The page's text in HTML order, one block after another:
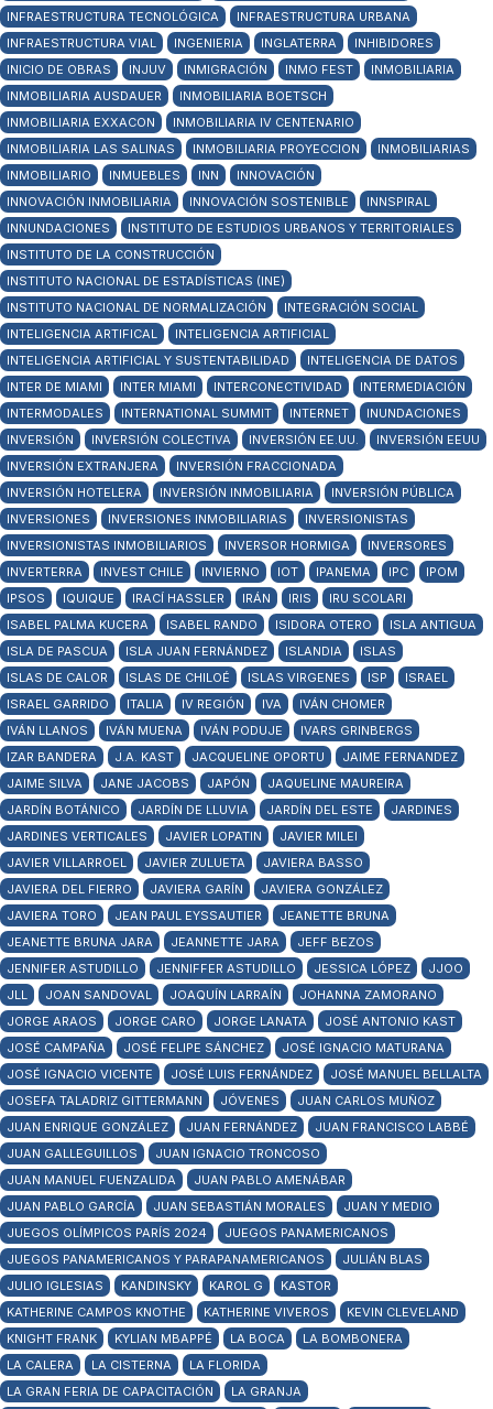
INFRAESTRUCTURA TECNOLÓGICA
INFRAESTRUCTURA URBANA
INFRAESTRUCTURA VIAL
INGENIERIA INGLATERRA
INHIBIDORES
INICIO DE OBRAS
INJUV INMIGRACIÓN INMO FEST
INMOBILIARIA
INMOBILIARIA AUSDAUER
INMOBILIARIA BOETSCH
INMOBILIARIA EXXACON
INMOBILIARIA IV CENTENARIO
INMOBILIARIA LAS SALINAS
INMOBILIARIA PROYECCION
INMOBILIARIAS
INMOBILIARIO
INMUEBLES INN
INNOVACIÓN
INNOVACIÓN INMOBILIARIA
INNOVACIÓN SOSTENIBLE
INNSPIRAL
INNUNDACIONES
INSTITUTO DE ESTUDIOS URBANOS Y TERRITORIALES
INSTITUTO DE LA CONSTRUCCIÓN
INSTITUTO NACIONAL DE ESTADÍSTICAS (INE)
INSTITUTO NACIONAL DE NORMALIZACIÓN
INTEGRACIÓN SOCIAL
INTELIGENCIA ARTIFICAL
INTELIGENCIA ARTIFICIAL
INTELIGENCIA ARTIFICIAL Y SUSTENTABILIDAD
INTELIGENCIA DE DATOS
INTER DE MIAMI
INTER MIAMI INTERCONECTIVIDAD
INTERMEDIACIÓN
INTERMODALES
INTERNATIONAL SUMMIT INTERNET
INUNDACIONES
INVERSIÓN
INVERSIÓN COLECTIVA INVERSIÓN EE.UU.
INVERSIÓN EEUU
INVERSIÓN EXTRANJERA
INVERSIÓN FRACCIONADA
INVERSIÓN HOTELERA
INVERSIÓN INMOBILIARIA
INVERSIÓN PÚBLICA
INVERSIONES
INVERSIONES INMOBILIARIAS
INVERSIONISTAS
INVERSIONISTAS INMOBILIARIOS
INVERSOR HORMIGA
INVERSORES
INVERTERRA
INVEST CHILE INVIERNO IOT IPANEMA IPC
IPOM
IPSOS
IQUIQUE IRACÍ HASSLER IRÁN IRIS
IRU SCOLARI
ISABEL PALMA KUCERA
ISABEL RANDO ISIDORA OTERO
ISLA ANTIGUA
ISLA DE PASCUA
ISLA JUAN FERNÁNDEZ ISLANDIA
ISLAS
ISLAS DE CALOR
ISLAS DE CHILOÉ ISLAS VIRGENES ISP
ISRAEL
ISRAEL GARRIDO
ITALIA IV REGIÓN IVA
IVÁN CHOMER
IVÁN LLANOS
IVÁN MUENA IVÁN PODUJE
IVARS GRINBERGS
IZAR BANDERA
J.A. KAST JACQUELINE OPORTU
JAIME FERNANDEZ
JAIME SILVA
JANE JACOBS JAPÓN
JAQUELINE MAUREIRA
JARDÍN BOTÁNICO
JARDÍN DE LLUVIA JARDÍN DEL ESTE
JARDINES
JARDINES VERTICALES
JAVIER LOPATIN
JAVIER MILEI
JAVIER VILLARROEL
JAVIER ZULUETA
JAVIERA BASSO
JAVIERA DEL FIERRO
JAVIERA GARÍN
JAVIERA GONZÁLEZ
JAVIERA TORO
JEAN PAUL EYSSAUTIER
JEANETTE BRUNA
JEANETTE BRUNA JARA
JEANNETTE JARA
JEFF BEZOS
JENNIFER ASTUDILLO
JENNIFFER ASTUDILLO JESSICA LÓPEZ
JJOO
JLL
JOAN SANDOVAL JOAQUÍN LARRAÍN
JOHANNA ZAMORANO
JORGE ARAOS
JORGE CARO JORGE LANATA
JOSÉ ANTONIO KAST
JOSÉ CAMPAÑA
JOSÉ FELIPE SÁNCHEZ
JOSÉ IGNACIO MATURANA
JOSÉ IGNACIO VICENTE
JOSÉ LUIS FERNÁNDEZ
JOSÉ MANUEL BELLALTA
JOSEFA TALADRIZ GITTERMANN
JÓVENES
JUAN CARLOS MUÑOZ
JUAN ENRIQUE GONZÁLEZ
JUAN FERNÁNDEZ
JUAN FRANCISCO LABBÉ
JUAN GALLEGUILLOS
JUAN IGNACIO TRONCOSO
JUAN MANUEL FUENZALIDA
JUAN PABLO AMENÁBAR
JUAN PABLO GARCÍA
JUAN SEBASTIÁN MORALES
JUAN Y MEDIO
JUEGOS OLÍMPICOS PARÍS 2024
JUEGOS PANAMERICANOS
JUEGOS PANAMERICANOS Y PARAPANAMERICANOS
JULIÁN BLAS
JULIO IGLESIAS
KANDINSKY KAROL G
KASTOR
KATHERINE CAMPOS KNOTHE
KATHERINE VIVEROS
KEVIN CLEVELAND
KNIGHT FRANK
KYLIAN MBAPPÉ LA BOCA
LA BOMBONERA
LA CALERA
LA CISTERNA
LA FLORIDA
LA GRAN FERIA DE CAPACITACIÓN
LA GRANJA